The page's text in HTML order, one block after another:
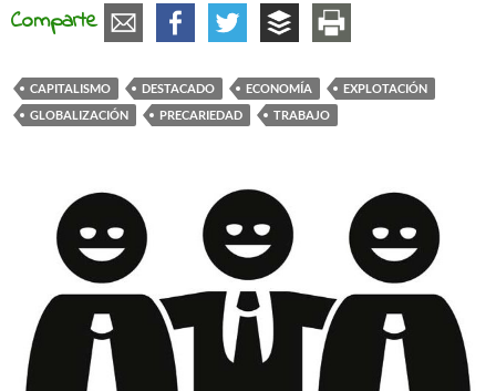
Comparte
CAPITALISMO DESTACADO ECONOMÍA
EXPLOTACIÓN
GLOBALIZACIÓN
PRECARIEDAD TRABAJO